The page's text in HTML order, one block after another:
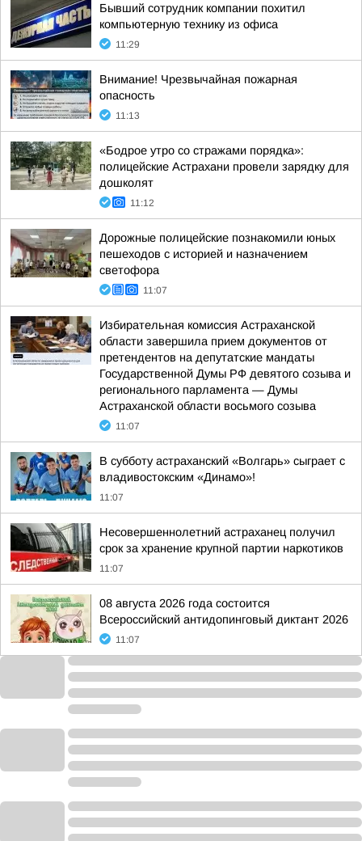
Бывший сотрудник компании похитил
компьютерную технику из офиса
11:29
Внимание! Чрезвычайная пожарная
опасность
11:13
«Бодрое утро со стражами порядка»:
полицейские Астрахани провели зарядку для
дошколят
11:12
Дорожные полицейские познакомили юных
пешеходов с историей и назначением
светофора
11:07
Избирательная комиссия Астраханской
области завершила прием документов от
претендентов на депутатские мандаты
Государственной Думы РФ девятого созыва и
регионального парламента — Думы
Астраханской области восьмого созыва
11:07
В субботу астраханский «Волгарь» сыграет с
владивостокским «Динамо»!
11:07
Несовершеннолетний астраханец получил
срок за хранение крупной партии наркотиков
11:07
08 августа 2026 года состоится
Всероссийский антидопинговый диктант 2026
11:07